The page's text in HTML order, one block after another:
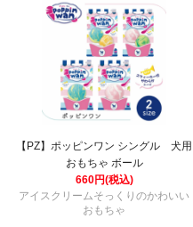
【PZ】ポッピンワン シングル 犬用
おもちゃ ボール
660円(税込)
アイスクリームそっくりのかわいい
おもちゃ